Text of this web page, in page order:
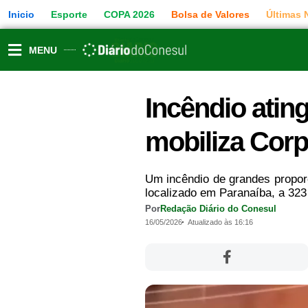
para
o
conteúdo
Inicio Esporte COPA 2026 Bolsa de Valores Últimas
MENU
Incêndio
mobiliza
Um incêndio de grandes
localizado em Paranaíba, a
PorRedação Diário do Conesul
16/05/2026 Atualizado às 16:16